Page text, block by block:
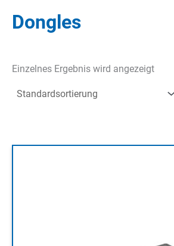
Dongles
Einzelnes Ergebnis wird angezeigt